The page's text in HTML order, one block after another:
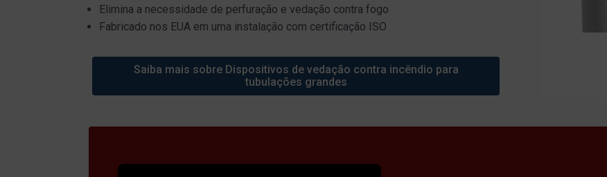
Elimina a necessidade de perfuração e vedação contra fogo
Fabricado nos EUA em uma instalação com certificação ISO
Saiba mais sobre Dispositivos de vedação contra incêndio para
tubulações grandes